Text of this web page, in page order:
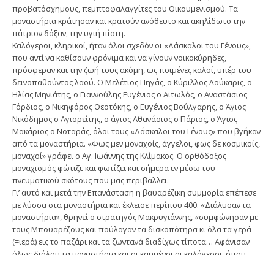
προβατόσχημους, πεμπτοφαλαγγίτες του Οικουμενισμού. Τα
μοναστήρια κράτησαν και κρατούν ανόθευτο και ακηλίδωτο την
πάτριον δόξαν, την υγιή πίστη.
Καλόγεροι, κληρικοί, ήταν όλοι σχεδόν οι «Δάσκαλοι του Γένους»,
που αντί να καθίσουν φρόνιμα και να γίνουν νοικοκύρηδες,
πρόσφεραν και την ζωή τους ακόμη, ως ποιμένες καλοί, υπέρ του
δεινοπαθούντος λαού. Ο Μελέτιος Πηγάς, ο Κύριλλος Λούκαρις, ο
Ηλίας Μηνιάτης, ο Γιαννούλης Ευγένιος ο Αιτωλός, ο Αναστάσιος
Γόρδιος, ο Νικηφόρος Θεοτόκης, ο Ευγένιος Βούλγαρης, ο Άγιος
Νικόδημος ο Αγιορείτης, ο άγιος Αθανάσιος ο Πάριος, ο Άγιος
Μακάριος ο Νοταράς, όλοι τους «Δάσκαλοι του Γένους» που βγήκαν
από τα μοναστήρια. «Φως μεν μοναχοίς, άγγελοι, φως δε κοσμικοίς,
μοναχοί» γράφει ο Αγ. Ιωάννης της Κλίμακος. Ο ορθόδοξος
μοναχισμός φώτιζε και φωτίζει και σήμερα εν μέσω του
πνευματικού σκότους που μας περιβάλλει.
Γι’ αυτό και μετά την Επανάσταση η βαυαρέζικη συμμορία επέπεσε
με λύσσα στα μοναστήρια και έκλεισε περίπου 400. «Διάλυσαν τα
μοναστήρια», θρηνεί ο στρατηγός Μακρυγιάννης, «συμφώνησαν με
τους Μπουαρέζους και πούλαγαν τα δισκοπότηρα κι όλα τα γερά
(=ιερά) εις το παζάρι και τα ζωντανά διαδίχως τίποτα… Αφάνισαν